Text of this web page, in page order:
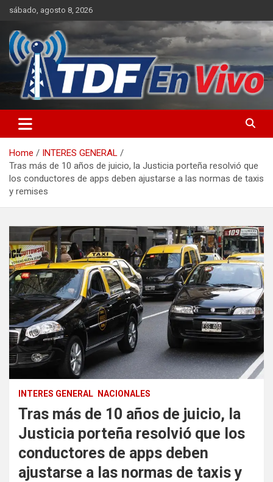
Skip
content
sábado, agosto 8, 2026
Home
INTERES GENERAL
Tras más de 10 años de juicio, la Justicia porteña resolvió que
los conductores de apps deben ajustarse a las normas de taxis
y remises
INTERES GENERAL NACIONALES
Tras más de 10 años de juicio, la
Justicia porteña resolvió que los
conductores de apps deben
ajustarse a las normas de taxis y